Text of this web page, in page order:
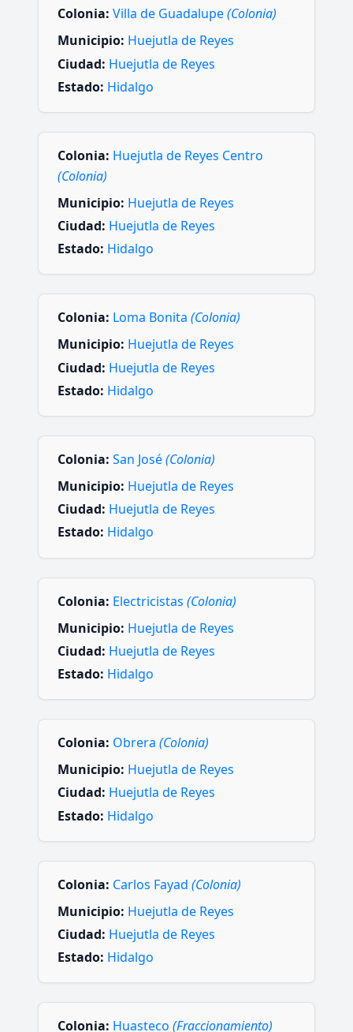
Colonia: Villa de Guadalupe(Colonia)
Municipio: Huejutla de Reyes
Ciudad: Huejutla de Reyes
Estado: Hidalgo
Colonia: Huejutla de Reyes Centro
(Colonia)
Municipio: Huejutla de Reyes
Ciudad: Huejutla de Reyes
Estado: Hidalgo
Colonia: Loma Bonita (Colonia)
Municipio: Huejutla de Reyes
Ciudad: Huejutla de Reyes
Estado: Hidalgo
Colonia: San José(Colonia)
Municipio: Huejutla de Reyes
Ciudad: Huejutla de Reyes
Estado: Hidalgo
Colonia: Electricistas (Colonia)
Municipio: Huejutla de Reyes
Ciudad: Huejutla de Reyes
Estado: Hidalgo
Colonia: Obrera (Colonia)
Municipio: Huejutla de Reyes
Ciudad: Huejutla de Reyes
Estado: Hidalgo
Colonia: Carlos Fayad (Colonia)
Municipio: Huejutla de Reyes
Ciudad: Huejutla de Reyes
Estado: Hidalgo
Colonia: Huasteco (Fraccionamiento)